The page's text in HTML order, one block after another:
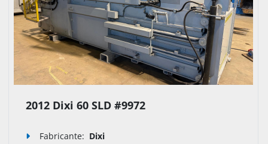
2012 Dixi 60 SLD #9972
Fabricante: Dixi